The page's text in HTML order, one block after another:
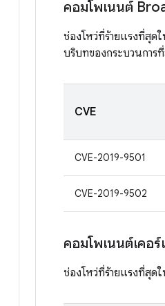
คอมโพเนนต์
ช่องโหว่ที่ร้ายแรงที่สุด
บริบทของกระบวนการ
CVE
CVE-2019-9501
CVE-2019-9502
คอมโพเนนต์เคอร์
ช่องโหว่ที่ร้ายแรงที่สุด